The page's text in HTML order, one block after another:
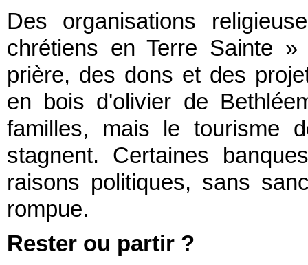
Des organisations
chrétiens en Terre Sainte
prière, des dons et des
en bois d'olivier de
familles, mais le tourisme
stagnent. Certaines
raisons politiques, sans
rompue.
Rester ou partir ?